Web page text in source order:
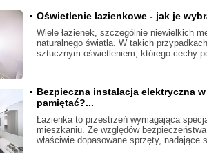
Oświetlenie łazienkowe - jak je
Wiele łazienek, szczególnie niewielkich
naturalnego światła. W takich
sztucznym oświetleniem, którego cechy
Bezpieczna instalacja elektryczna w
pamiętać?...
Łazienka to przestrzeń wymagająca
mieszkaniu. Ze względów
właściwie dopasowane sprzęty, nadające